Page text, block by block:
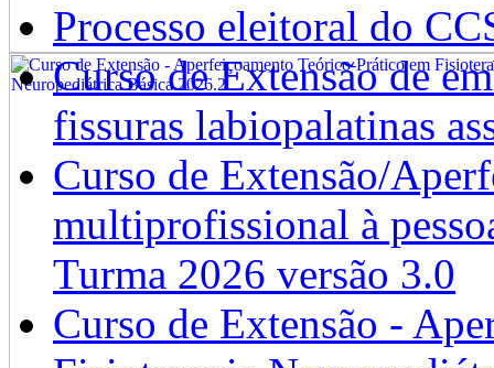
Processo eleitoral do
Curso de Extensão de
fissuras labiopalatinas
Curso de Extensão/
multiprofissional à
Turma 2026 versão 3.0
Curso de Extensão -